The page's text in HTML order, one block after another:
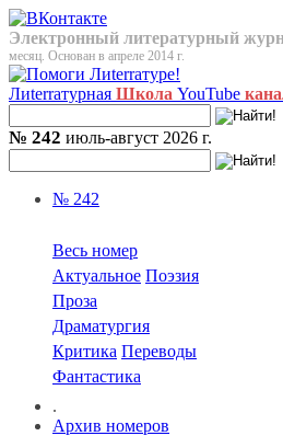
Электронный литературный
месяц. Основан в апреле 2014 г.
Лиterraтурная Школа YouTube
№ 242 июль-август 2026 г.
№ 242
Весь номер
Актуальное Поэзия
Проза
Драматургия
Критика Переводы
Фантастика
.
Архив номеров